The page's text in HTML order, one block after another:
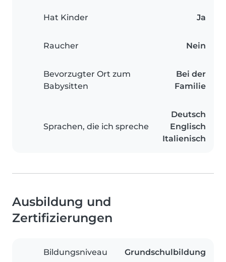
Hat Kinder Ja
Raucher Nein
Bevorzugter Ort zum
Babysitten
Bei der
Familie
Sprachen, die ich spreche
Deutsch
Englisch
Italienisch
Ausbildung und
Zertifizierungen
Bildungsniveau Grundschulbildung